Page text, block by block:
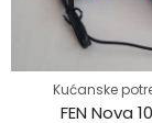
Kućanske
FEN Nova